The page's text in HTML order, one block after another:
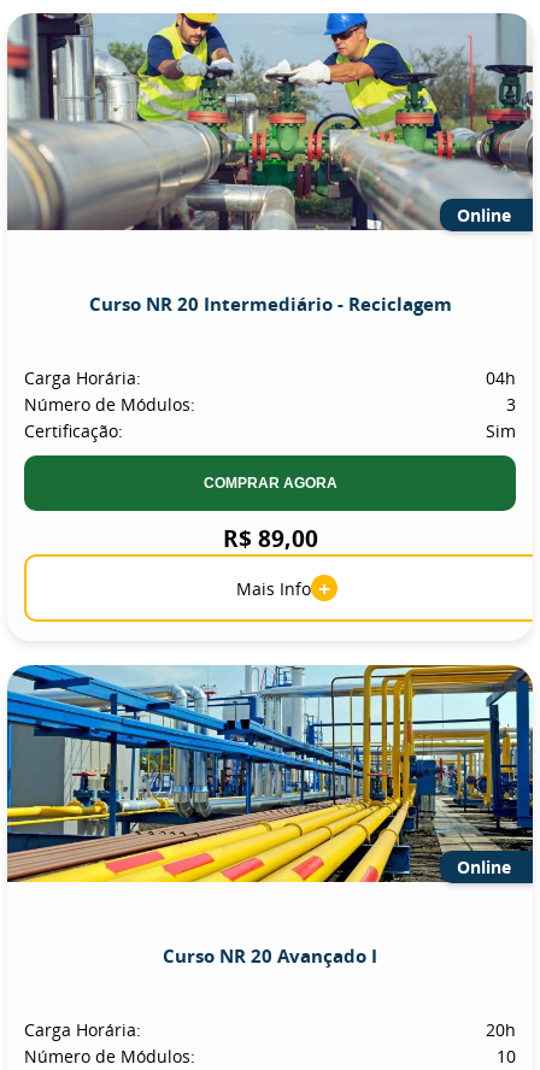
Online
Curso NR 20 Intermediário - Reciclagem
Carga Horária:
04h
Número de Módulos:
3
Certificação:
Sim
COMPRAR AGORA
R$ 89,00
Mais Info +
Online
Curso NR 20 Avançado I
Carga Horária:
20h
Número de Módulos:
10